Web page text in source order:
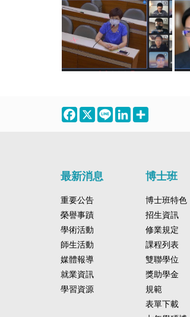
Facebook
X Line LinkedIn
最新消息
重要公告
榮譽事蹟
學術活動
師生活動
媒體報導
就業資訊
學習資源
博士班
博士班特色
招生資訊
修業規定
課程列表
雙聯學位
獎助學金
規範
表單下載